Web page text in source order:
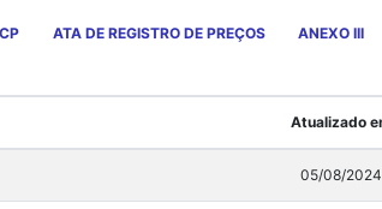
ATA DE REGISTRO DE PREÇOS ANEXO III
Atualizado
05/08/2024